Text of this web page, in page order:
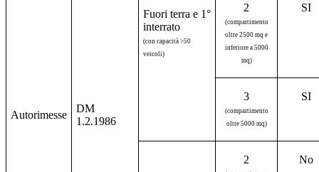
Autorimesse
DM
1.2.1986
Fuori terra e 1°
interrato
(con capacità >50
veicoli)
2
(compartimento
oltre 2500 mq e
inferiore a 5000
mq)
SI
3
(compartimento
oltre 5000 mq)
SI
2 No